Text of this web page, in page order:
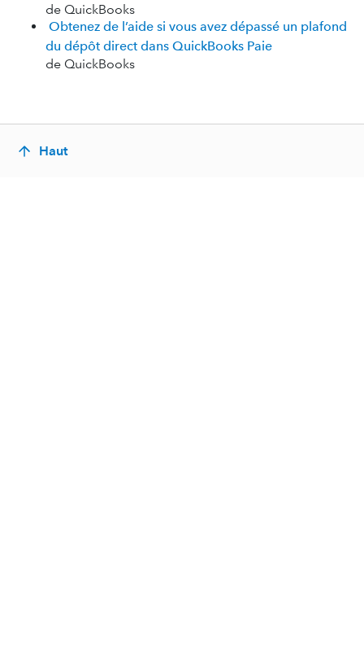
de QuickBooks
Obtenez de l’aide si vous avez dépassé un plafond
du dépôt direct dans QuickBooks Paie
de QuickBooks
Haut